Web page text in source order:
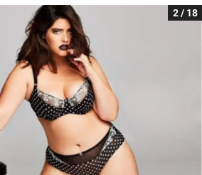
2 / 18